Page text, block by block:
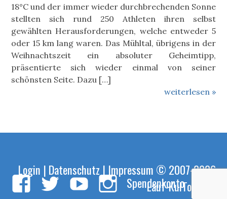
18°C und der immer wieder durchbrechenden Sonne
stellten sich rund 250 Athleten ihren selbst
gewählten Herausforderungen, welche entweder 5
oder 15 km lang waren. Das Mühltal, übrigens in der
Weihnachtszeit ein absoluter Geheimtipp,
präsentierte sich wieder einmal von seiner
schönsten Seite. Dazu […]
weiterlesen »
Spendenkonto
Login | Datenschutz | Impressum © 2007-2026
Lauf-KulTour e.V.